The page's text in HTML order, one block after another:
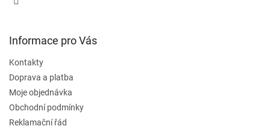
Informace pro Vás
Kontakty
Doprava a platba
Moje objednávka
Obchodní podmínky
Reklamační řád